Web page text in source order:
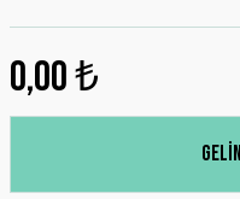
0,00 ₺